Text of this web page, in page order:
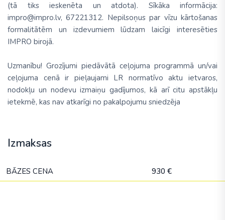
(tā tiks ieskenēta un atdota). Sīkāka informācija:
impro@impro.lv, 67221312. Nepilsoņus par vīzu kārtošanas
formalitātēm un izdevumiem lūdzam laicīgi interesēties
IMPRO birojā.
Uzmanību! Grozījumi piedāvātā ceļojuma programmā un/vai
ceļojuma cenā ir pieļaujami LR normatīvo aktu ietvaros,
nodokļu un nodevu izmaiņu gadījumos, kā arī citu apstākļu
ietekmē, kas nav atkarīgi no pakalpojumu sniedzēja
Izmaksas
BĀZES CENA 930 €